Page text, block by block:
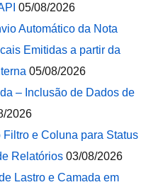
05/08/2026
Automático da Nota
Emitidas a partir da
05/08/2026
– Inclusão de Dados de
2026
e Coluna para Status
Relatórios 03/08/2026
Lastro e Camada em